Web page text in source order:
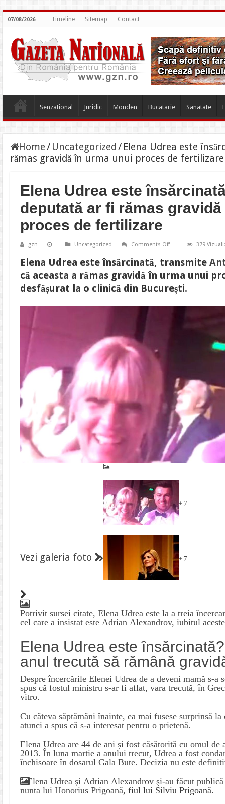
07/08/2026 Timeline Sitemap Contact
Senzational Juridic Monden Bucatarie Sanatate
Home/ Uncategorized / Elena Udrea este
rămas gravidă în urma unui proces de fertilizare
Elena Udrea este
deputată ar fi rămas
proces de fertilizare
gzn Uncategorized Comments Offon
este
Fosta
deputată
ar
379
Elena Udrea este însărcinată, transmite
că aceasta a rămas gravidă în urma unui
desfășurat la o clinică din București.
Vezi galeria foto
+ 7
+ 7
Potrivit sursei citate, Elena Udrea este la a treia
cel care a insistat este Adrian Alexandrov, iubitul
Elena Udrea este
anul trecută să rămână
Despre încercările Elenei Udrea de a deveni mamă s-a
spus că fostul ministru s-ar fi aflat, vara trecută, în
vitro.
Cu câteva săptămâni înainte, ea mai fusese surprinsă
atunci a spus că s-a interesat pentru o prietenă.
Elena Udrea are 44 de ani și fost căsătorită cu omul
2013. În luna martie a anului trecut, Udrea a fost
închisoare în dosarul Gala Bute. Decizia nu este
Elena Udrea şi Adrian Alexandrov şi-au făcut
nunta lui Honorius Prigoană, fiul lui Silviu Prigoană.